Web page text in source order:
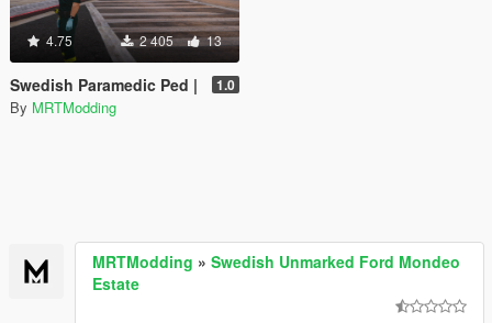
4.75 2 405 13
Swedish Paramedic Ped | 1.0
By MRTModding
MRTModding » Swedish Unmarked Ford Mondeo
Estate